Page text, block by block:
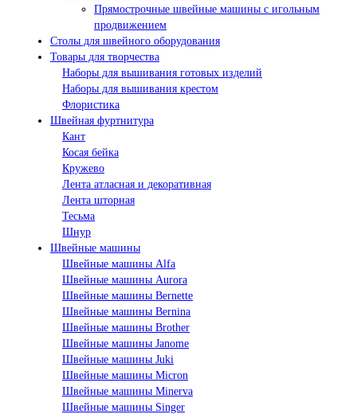
Прямострочные швейные машины с игольным
продвижением
Столы для швейного оборудования
Товары для творчества
Наборы для вышивания готовых изделий
Наборы для вышивания крестом
Флористика
Швейная фуртнитура
Кант
Косая бейка
Кружево
Лента aтласная и декоративная
Лента шторная
Тесьма
Шнур
Швейные машины
Швейные машины Alfa
Швейные машины Aurora
Швейные машины Bernette
Швейные машины Bernina
Швейные машины Brother
Швейные машины Janome
Швейные машины Juki
Швейные машины Micron
Швейные машины Minerva
Швейные машины Singer